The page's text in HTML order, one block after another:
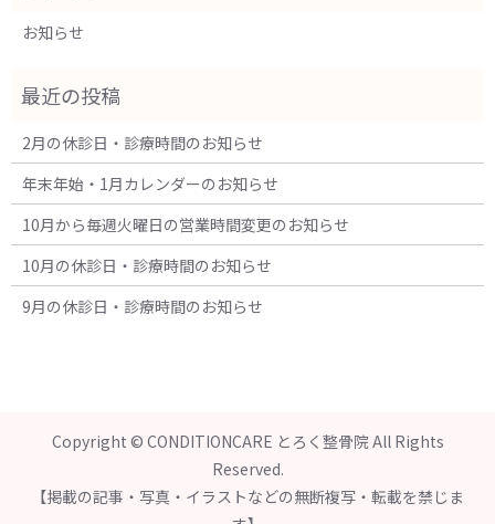
お知らせ
2月の休診日・診療時間のお知らせ
年末年始・1月カレンダーのお知らせ
10月から毎週火曜日の営業時間変更のお知らせ
10月の休診日・診療時間のお知らせ
9月の休診日・診療時間のお知らせ
Copyright © CONDITIONCARE とろく整骨院 All Rights
Reserved.
【掲載の記事・写真・イラストなどの無断複写・転載を禁じま